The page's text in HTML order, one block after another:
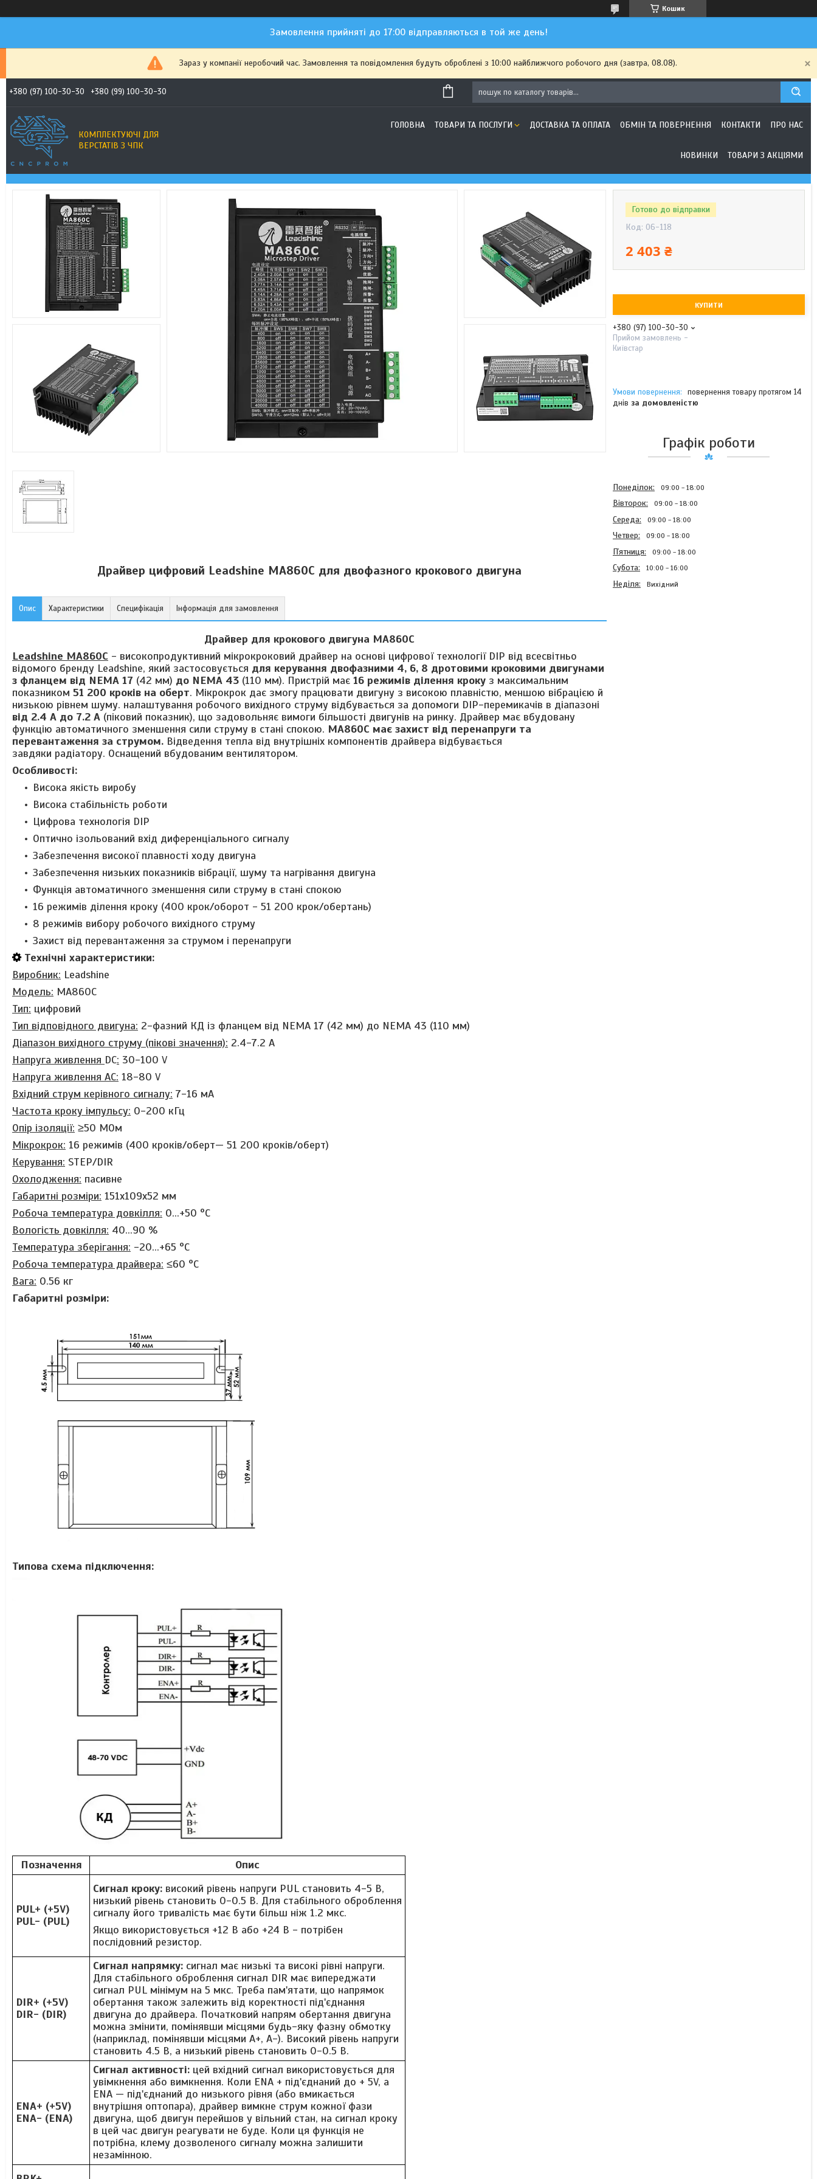
Кошик
Замовлення прийняті до 17:00 відправляються в той же день!
Зараз у компанії неробочий час. Замовлення та повідомлення будуть оброблені з 10:00 найближчого робочого дня (завтра, 08.08).
+380 (97) 100-30-30 +380 (99) 100-30-30
КОМПЛЕКТУЮЧІ ДЛЯ
ВЕРСТАТІВ З ЧПК
ГОЛОВНА ТОВАРИ ТА ПОСЛУГИ ДОСТАВКА ТА ОПЛАТА ОБМІН ТА ПОВЕРНЕННЯ КОНТАКТИ ПРО НАС
НОВИНКИ ТОВАРИ З АКЦІЯМИ
Драйвер цифровий Leadshine MА860С для двофазного крокового двигуна
Опис Характеристики Специфікація Інформація для замовлення
Драйвер для крокового двигуна MА860С
Leadshine MА860С - високопродуктивний мікрокроковий драйвер на основі цифрової технології DIP від всесвітньо
відомого бренду Leadshine, який застосовується для керування двофазними 4, 6, 8 дротовими кроковими двигунами
з фланцем від NEMA 17 (42 мм) до NEMA 43 (110 мм). Пристрій має 16 режимів ділення кроку з максимальним
показником 51 200 кроків на оберт. Мікрокрок дає змогу працювати двигуну з високою плавністю, меншою вібрацією й
низькою рівнем шуму. налаштування робочого вихідного струму відбувається за допомоги DIP-перемикачів в діапазоні
від 2.4 А до 7.2 А (піковий показник), що задовольняє вимоги більшості двигунів на ринку. Драйвер має вбудовану
функцію автоматичного зменшення сили струму в стані спокою. MА860С має захист від перенапруги та
перевантаження за струмом. Відведення тепла від внутрішніх компонентів драйвера відбувається
завдяки радіатору. Оснащений вбудованим вентилятором.
Особливості:
Висока якість виробу
Висока стабільність роботи
Цифрова технологія DIP
Оптично ізольований вхід диференціального сигналу
Забезпечення високої плавності ходу двигуна
Забезпечення низьких показників вібрації, шуму та нагрівання двигуна
Функція автоматичного зменшення сили струму в стані спокою
16 режимів ділення кроку (400 крок/оборот - 51 200 крок/обертань)
8 режимів вибору робочого вихідного струму
Захист від перевантаження за струмом і перенапруги
Технічні характеристики:
Виробник: Leadshine
Модель: MA860C
Тип: цифровий
Тип відповідного двигуна: 2-фазний КД із фланцем від NEMA 17 (42 мм) до NEMA 43 (110 мм)
Діапазон вихідного струму (пікові значення): 2.4-7.2 А
Напруга живлення DC: 30-100 V
Напруга живлення AC: 18-80 V
Вхідний струм керівного сигналу: 7-16 мА
Частота кроку імпульсу: 0-200 кГц
Опір ізоляції: ≥50 МОм
Мікрокрок: 16 режимів (400 кроків/оберт— 51 200 кроків/оберт)
Керування: STEP/DIR
Охолодження: пасивне
Габаритні розміри: 151х109х52 мм
Робоча температура довкілля: 0...+50 °C
Вологість довкілля: 40...90 %
Температура зберігання: -20...+65 °C
Робоча температура драйвера: ≤60 °C
Вага: 0.56 кг
Габаритні розміри:
Типова схема підключення:
Позначення Опис
PUL+ (+5V)
PUL- (PUL)
Сигнал кроку: високий рівень напруги PUL становить 4-5 В,
низький рівень становить 0-0.5 В. Для стабільного оброблення
сигналу його тривалість має бути більш ніж 1.2 мкс.
Якщо використовується +12 В або +24 В - потрібен
послідовний резистор.
DIR+ (+5V)
DIR- (DIR)
Сигнал напрямку: сигнал має низькі та високі рівні напруги.
Для стабільного оброблення сигнал DIR має випереджати
сигнал PUL мінімум на 5 мкс. Треба пам'ятати, що напрямок
обертання також залежить від коректності під'єднання
двигуна до драйвера. Початковий напрям обертання двигуна
можна змінити, помінявши місцями будь-яку фазну обмотку
(наприклад, помінявши місцями A+, A-). Високий рівень напруги
становить 4.5 В, а низький рівень становить 0-0.5 В.
ENA+ (+5V)
ENA- (ENA)
Сигнал активності: цей вхідний сигнал використовується для
увімкнення або вимкнення. Коли ENA + під'єднаний до + 5V, а
ENA — під'єднаний до низького рівня (або вмикається
внутрішня оптопара), драйвер вимкне струм кожної фази
двигуна, щоб двигун перейшов у вільний стан, на сигнал кроку
в цей час двигун реагувати не буде. Коли ця функція не
потрібна, клему дозволеного сигналу можна залишити
незамінною.
Готово до відправки
Код: 06-118
2 403 ₴
КУПИТИ
+380 (97) 100-30-30
Прийом замовлень -
Київстар
повернення товару протягом 14
днів за домовленістю
Графік роботи
Понеділок 09:00 18:00
Вівторок 09:00 18:00
Середа 09:00 18:00
Четвер 09:00 18:00
Пʼятниця 09:00 18:00
Субота 10:00 16:00
Неділя Вихідний